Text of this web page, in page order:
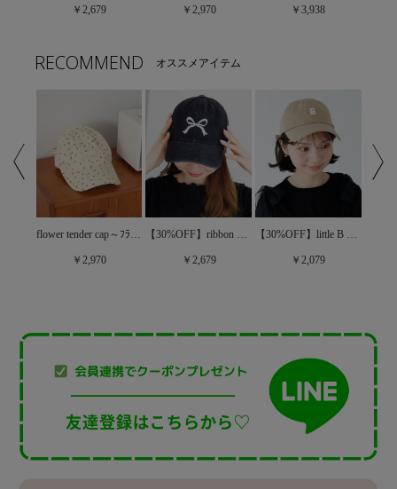
￥2,679 ￥2,970 ￥3,938
RECOMMEND オススメアイテム
￥2,970 ￥2,679 ￥2,079